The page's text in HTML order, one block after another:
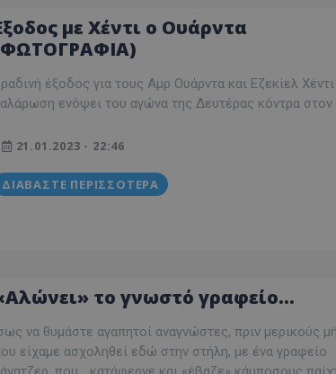
με Χέντι ο Ουάρντα
έξοδος για τους Αμρ Ουάρντα και Εζεκίελ Χέντι
ενόψει του αγώνα της Δευτέρας κόντρα στον
21.01.2023 - 22:46
ΔΙΑΒΆΣΤΕ ΠΕΡΙΣΣΌΤΕΡΑ
το γνωστό γραφείο…
να θυμάστε αγαπητοί αναγνώστες, πριν μερικούς
είχαμε ασχοληθεί εδώ στην στήλη, με ένα γραφείο